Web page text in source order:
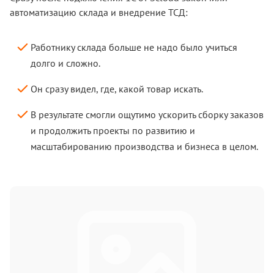
автоматизацию склада и внедрение ТСД:
Работнику склада больше не надо было учиться
долго и сложно.
Он сразу видел, где, какой товар искать.
В результате смогли ощутимо ускорить сборку заказов
и продолжить проекты по развитию и
масштабированию производства и бизнеса в целом.